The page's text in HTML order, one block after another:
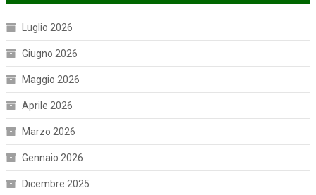
Luglio 2026
Giugno 2026
Maggio 2026
Aprile 2026
Marzo 2026
Gennaio 2026
Dicembre 2025